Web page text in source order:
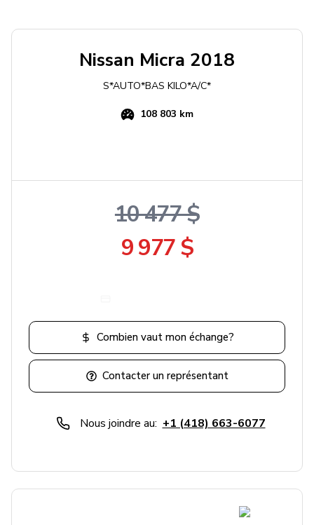
Nissan Micra 2018
S*AUTO*BAS KILO*A/C*
108 803 km
10 477 $
9 977 $
Combien vaut mon échange?
Contacter un représentant
Nous joindre au: +1 (418) 663-6077